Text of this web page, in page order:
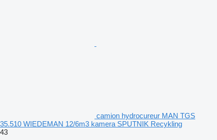
camion hydrocureur MAN TGS
35.510 WIEDEMAN 12/6m3 kamera SPUTNIK Recykling
43